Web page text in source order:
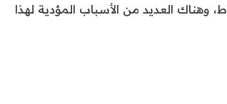
وهناك العديد من الأسباب المؤدية لهذا